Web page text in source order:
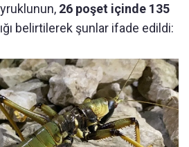
26 poşet içinde 135
belirtilerek şunlar ifade edildi: